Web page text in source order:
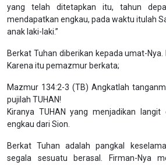
yang telah ditetapkan itu, tahun
mendapatkan engkau, pada waktu itulah
anak laki-laki.”
Berkat Tuhan diberikan kepada umat-
Karena itu pemazmur berkata;
Mazmur 134:2-3 (TB) Angkatlah
pujilah TUHAN!
Kiranya TUHAN yang menjadikan
engkau dari Sion.
Berkat Tuhan adalah pangkal
segala sesuatu berasal. Firman-Nya